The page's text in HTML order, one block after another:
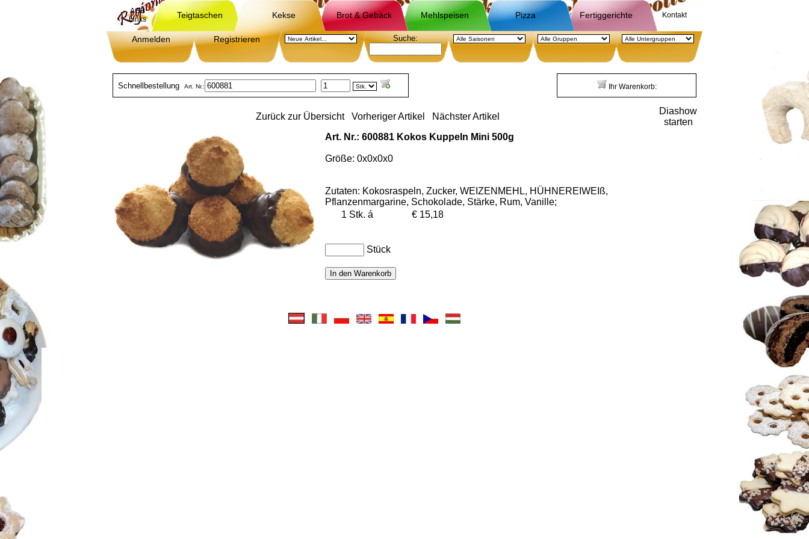
AGB
Links
Teigtaschen Kekse Brot & Gebäck Mehlspeisen Pizza Fertiggerichte Kontakt
Anmelden Registrieren Suche:
Schnellbestellung Art. Nr.: Ihr Warenkorb:
Zurück zur Übersicht Vorheriger Artikel Nächster Artikel
Diashow
starten
Art. Nr.: 600881 Kokos Kuppeln Mini 500g
Größe: 0x0x0x0
Zutaten: Kokosraspeln, Zucker, WEIZENMEHL, HÜHNEREIWEIß,
Pflanzenmargarine, Schokolade, Stärke, Rum, Vanille;
1 Stk. á € 15,18
Stück